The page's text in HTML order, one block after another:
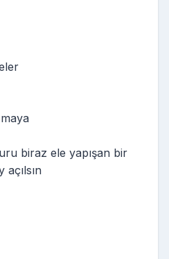
biraz ele yapışan bir